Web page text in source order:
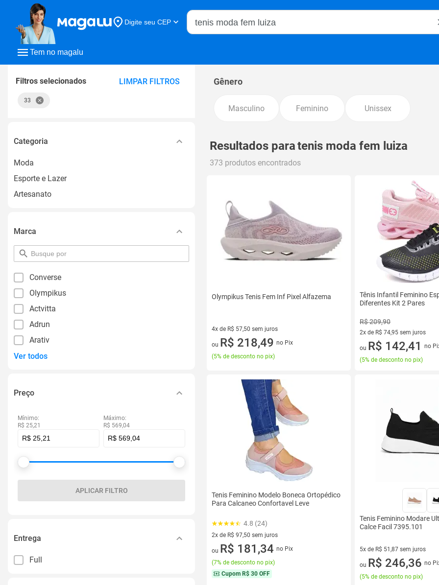
Tem no magalu
Digite seu CEP
Buscar no Magalu
Filtros selecionados LIMPAR FILTROS
33
Categoria
Moda
Esporte e Lazer
Artesanato
Marca
pesquisar
por
Converse
Olympikus
Actvitta
Adrun
Arativ
Ver todos
Preço
Mínimo:
R$ 25,21
Máximo:
R$ 569,04
APLICAR FILTRO
Entrega
Full
Gênero
Masculino Feminino Unissex
Resultados paratenis moda fem luiza
373 produtos encontrados
Olympikus Tenis Fem Inf Pixel Alfazema
4x de R$ 57,50 sem juros
4 vez de R$ 57,50 sem juros
ou R$ 218,49 no Pix
(5% de desconto no pix)
Tênis Infantil Feminino
Diferentes Kit 2 Pares
R$ 209,90
2x de R$ 74,95 sem juros
2 vez de R$ 74,95 sem juros
ou R$ 142,41
no
(5% de desconto no pix)
Tenis Feminino Modelo Boneca Ortopédico
Para Calcaneo Confortavel Leve
4.8 (24)
2x de R$ 97,50 sem juros
2 vez de R$ 97,50 sem juros
ou R$ 181,34 no Pix
(7% de desconto no pix)
Cupom R$ 30 OFF
Tenis Feminino Modare
Calce Facil 7395.101
5x de R$ 51,87 sem juros
5 vez de R$ 51,87 sem juros
ou R$ 246,36 no
(5% de desconto no pix)